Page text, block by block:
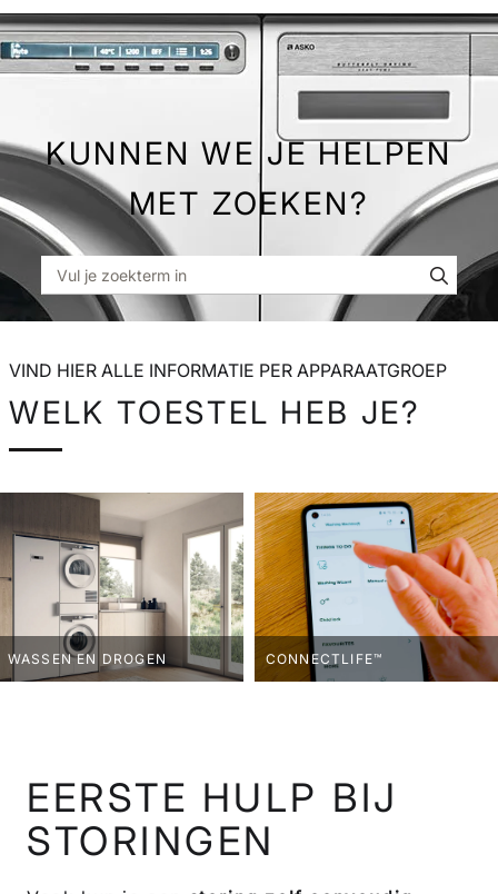
Skip
to
Main
KUNNEN WE JE HELPEN
MET ZOEKEN?
VIND HIER ALLE INFORMATIE PER APPARAATGROEP
WELK TOESTEL HEB JE?
WASSEN EN DROGEN CONNECTLIFE™
EERSTE HULP BIJ
STORINGEN